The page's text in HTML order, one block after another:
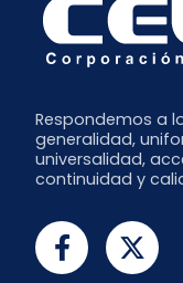
Respondemos a
generalidad,
universalidad,
continuidad y